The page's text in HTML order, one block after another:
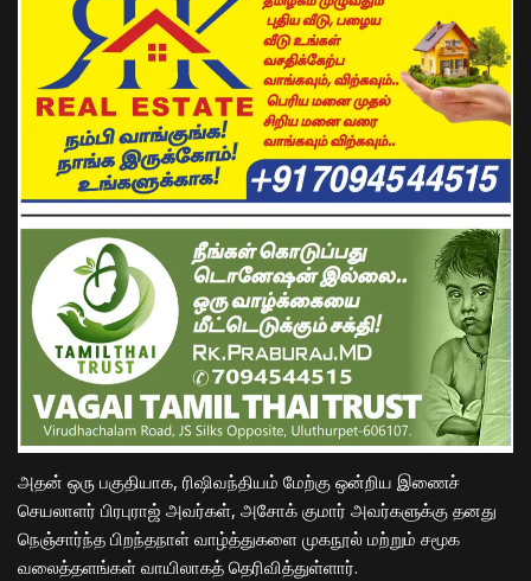
​அதன் ஒரு பகுதியாக, ரிஷிவந்தியம் மேற்கு ஒன்றிய இணைச்
செயலாளர் பிரபுராஜ் அவர்கள், அசோக் குமார் அவர்களுக்கு தனது
நெஞ்சார்ந்த பிறந்தநாள் வாழ்த்துகளை முகநூல் மற்றும் சமூக
வலைத்தளங்கள் வாயிலாகத் தெரிவித்துள்ளார்.